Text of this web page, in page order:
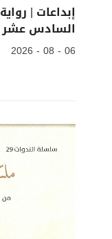
إبداعات |
السادس عشر
06 - 08 - 2026